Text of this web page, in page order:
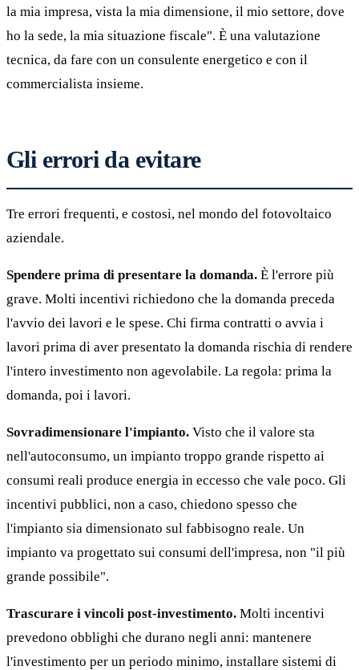
la mia impresa, vista la mia dimensione, il mio settore, dove
ho la sede, la mia situazione fiscale". È una valutazione
tecnica, da fare con un consulente energetico e con il
commercialista insieme.
Gli errori da evitare
Tre errori frequenti, e costosi, nel mondo del fotovoltaico
aziendale.
Spendere prima di presentare la domanda. È l'errore più
grave. Molti incentivi richiedono che la domanda preceda
l'avvio dei lavori e le spese. Chi firma contratti o avvia i
lavori prima di aver presentato la domanda rischia di rendere
l'intero investimento non agevolabile. La regola: prima la
domanda, poi i lavori.
Sovradimensionare l'impianto. Visto che il valore sta
nell'autoconsumo, un impianto troppo grande rispetto ai
consumi reali produce energia in eccesso che vale poco. Gli
incentivi pubblici, non a caso, chiedono spesso che
l'impianto sia dimensionato sul fabbisogno reale. Un
impianto va progettato sui consumi dell'impresa, non "il più
grande possibile".
Trascurare i vincoli post-investimento. Molti incentivi
prevedono obblighi che durano negli anni: mantenere
l'investimento per un periodo minimo, installare sistemi di